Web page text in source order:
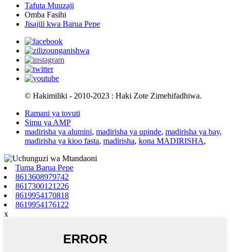
Tafuta Muuzaji
Omba Fasihi
Jisajili kwa Barua Pepe
© Hakimiliki - 2010-2023 : Haki Zote Zimehifadhiwa.
Ramani ya tovuti
Simu ya AMP
madirisha ya alumini, madirisha ya upinde, madirisha ya bay,
madirisha ya kioo fasta, madirisha, kona MADIRISHA,
Tuma Barua Pepe
8613608979742
8617300121226
8619954170818
8619954176122
x